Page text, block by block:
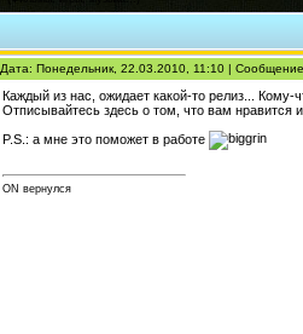
Дата: Понедельник, 22.03.2010, 11:10 |
Каждый из нас, ожидает какой-то релиз... Кому-
Отписывайтесь здесь о том, что вам нравится
P.S.: а мне это поможет в работе
ON вернулся